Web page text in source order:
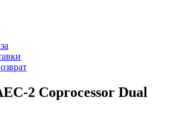
2 Coprocessor Dual